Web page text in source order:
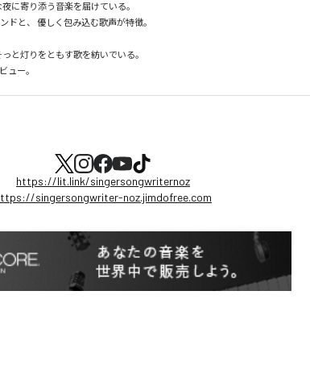
に寄り添う音楽を届けている。
ドと、 優しく包み込む歌声が特徴。
と灯りをともす歌を紡いでいる。
ュー。
https://lit.link/singersongwriternoz
singersongwriter-noz.jimdofree.com